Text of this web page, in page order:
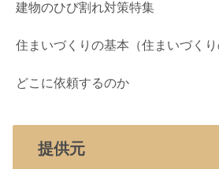
建物のひび割れ対策特集
住まいづくりの基本（住まいづくり
どこに依頼するのか
提供元